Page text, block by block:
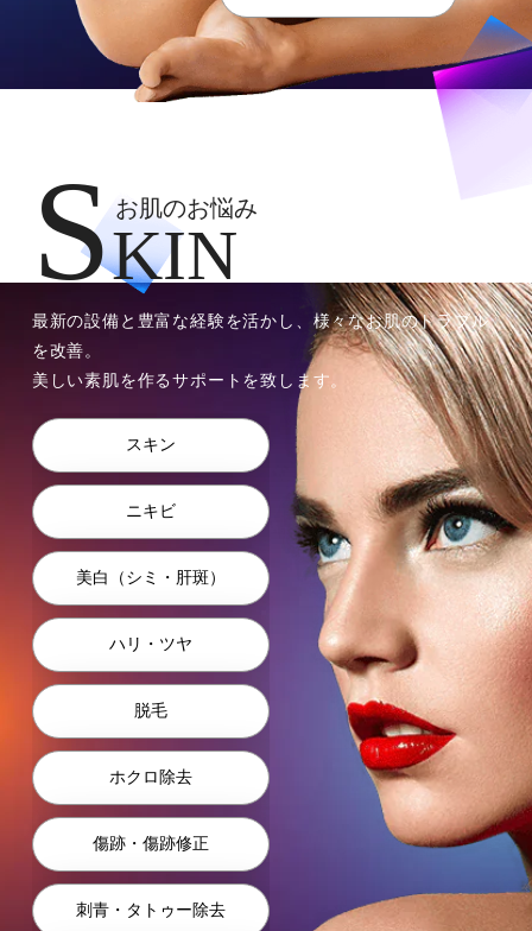
SKIN
お肌のお悩み
最新の設備と豊富な経験を活かし、様々なお肌のトラブル
を改善。
美しい素肌を作るサポートを致します。
スキン
ニキビ
美⽩（シミ・肝斑）
ハリ・ツヤ
脱毛
ホクロ除去
傷跡・傷跡修正
刺青・タトゥー除去